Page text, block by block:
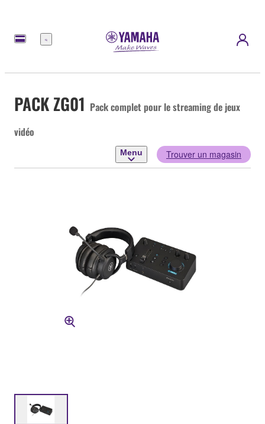
Menu
PACK ZG01 Pack complet pour le streaming de jeux
vidéo
Menu Trouver un magasin